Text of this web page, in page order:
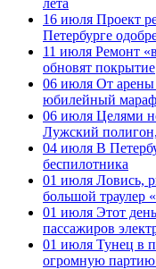
лета
16 июля Проект
Петербурге
11 июля Ремонт
обновят покрытие
06 июля От арены
юбилейный
06 июля Целями
Лужский
04 июля В
беспилотника
01 июля Ловись,
большой траулер
01 июля Этот
пассажиров
01 июля Тунец в
огромную партию